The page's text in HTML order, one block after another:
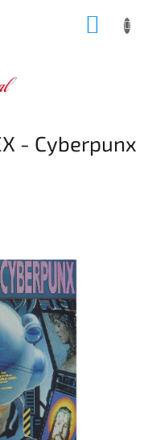
- Cyberpunx